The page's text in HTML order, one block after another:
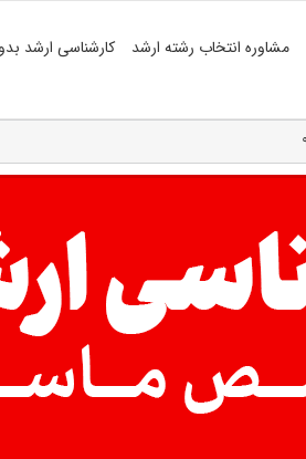
مشاوره انتخاب رشته ارشد کارشناسی ارشد